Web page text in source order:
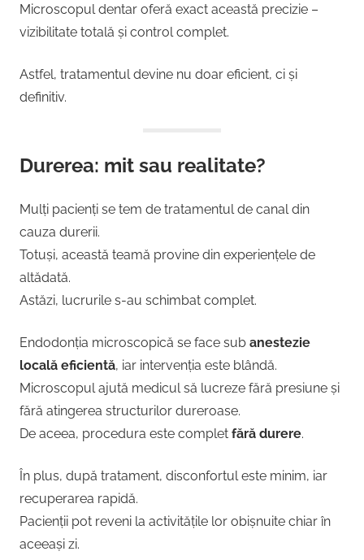
Microscopul dentar oferă exact această precizie –
vizibilitate totală și control complet.
Astfel, tratamentul devine nu doar eficient, ci și
definitiv.
Durerea: mit sau realitate?
Mulți pacienți se tem de tratamentul de canal din
cauza durerii.
Totuși, această teamă provine din experiențele de
altădată.
Astăzi, lucrurile s-au schimbat complet.
Endodonția microscopică se face sub anestezie
locală eficientă, iar intervenția este blândă.
Microscopul ajută medicul să lucreze fără presiune și
fără atingerea structurilor dureroase.
De aceea, procedura este complet fără durere.
În plus, după tratament, disconfortul este minim, iar
recuperarea rapidă.
Pacienții pot reveni la activitățile lor obișnuite chiar în
aceeași zi.